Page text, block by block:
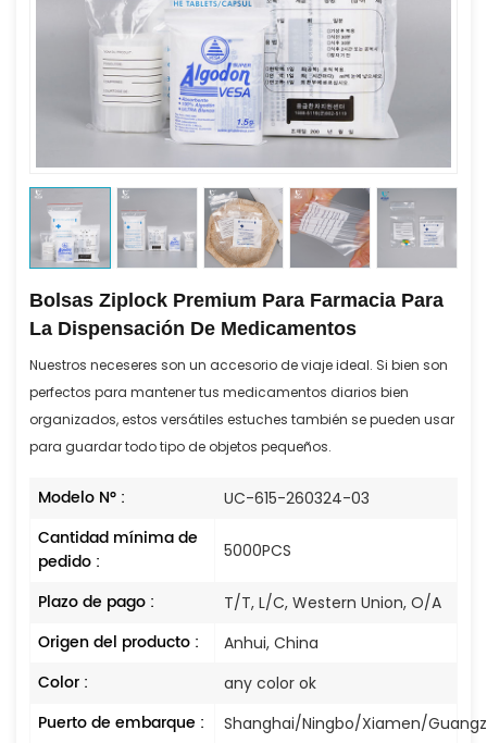
Bolsas Ziplock Premium Para Farmacia Para
La Dispensación De Medicamentos
Nuestros neceseres son un accesorio de viaje ideal. Si bien son
perfectos para mantener tus medicamentos diarios bien
organizados, estos versátiles estuches también se pueden usar
para guardar todo tipo de objetos pequeños.
Modelo N° : UC-615-260324-03
Cantidad mínima de
pedido :
5000PCS
Plazo de pago : T/T, L/C, Western Union, O/A
Origen del producto : Anhui, China
Color : any color ok
Puerto de embarque : Shanghai/Ningbo/Xiamen/